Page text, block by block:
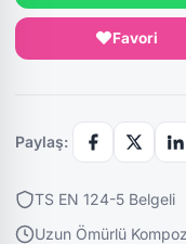
Favori
Paylaş:
TS EN 124-5 Belgeli
Uzun Ömürlü